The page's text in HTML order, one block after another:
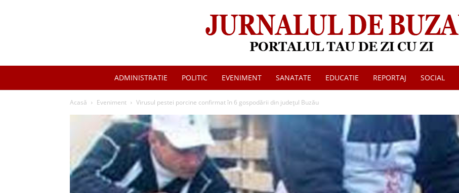
Jurnalul
de
ADMINISTRATIE POLITIC EVENIMENT SANATATE EDUCATIE REPORTAJ SOCIAL
Acasă Eveniment Virusul pestei porcine confirmat în 6 gospodării din județul Buzău